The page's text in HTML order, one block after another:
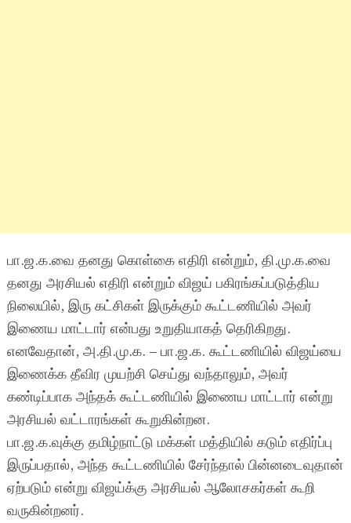
பா.ஜ.க.வை தனது கொள்கை எதிரி என்றும், தி.மு.க.வை
தனது அரசியல் எதிரி என்றும் விஜய் பகிரங்கப்படுத்திய
நிலையில், இரு கட்சிகள் இருக்கும் கூட்டணியில் அவர்
இணைய மாட்டார் என்பது உறுதியாகத் தெரிகிறது.
எனவேதான், அ.தி.மு.க. – பா.ஜ.க. கூட்டணியில் விஜய்யை
இணைக்க தீவிர முயற்சி செய்து வந்தாலும், அவர்
கண்டிப்பாக அந்தக் கூட்டணியில் இணைய மாட்டார் என்று
அரசியல் வட்டாரங்கள் கூறுகின்றன.
பா.ஜ.க.வுக்கு தமிழ்நாட்டு மக்கள் மத்தியில் கடும் எதிர்ப்பு
இருப்பதால், அந்த கூட்டணியில் சேர்ந்தால் பின்னடைவுதான்
ஏற்படும் என்று விஜய்க்கு அரசியல் ஆலோசகர்கள் கூறி
வருகின்றனர்.